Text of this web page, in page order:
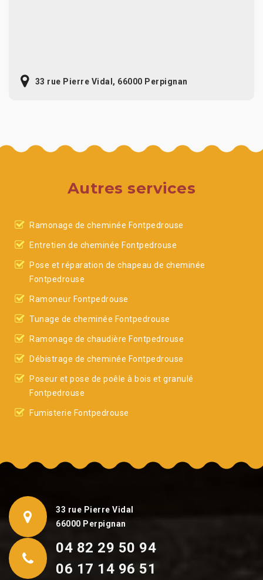
33 rue Pierre Vidal, 66000 Perpignan
Autres services
Ramonage de cheminée Fontpedrouse
Entretien de cheminée Fontpedrouse
Pose et réparation de chapeau de cheminée
Fontpedrouse
Ramoneur Fontpedrouse
Tunage de cheminée Fontpedrouse
Ramonage de chaudière Fontpedrouse
Débistrage de cheminée Fontpedrouse
Poseur et pose de poêle à bois et granulé
Fontpedrouse
Fumisterie Fontpedrouse
33 rue Pierre Vidal
66000 Perpignan
04 82 29 50 94
06 17 14 96 51